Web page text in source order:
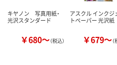
キヤノン 写真用紙・
光沢スタンダード
￥680～（税込）
アスクル インクジ
トペーパー 光沢紙
￥679～